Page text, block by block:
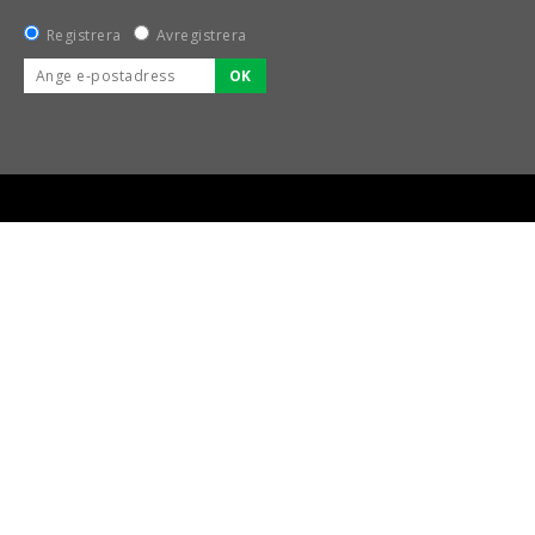
Registrera
Avregistrera
OK